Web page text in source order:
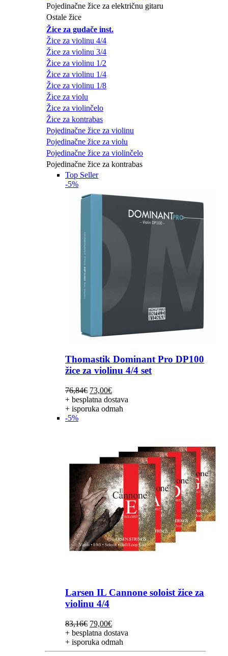
Pojedinačne žice za električnu gitaru
Ostale žice
Žice za gudače inst.
Žice za violinu 4/4
Žice za violinu 3/4
Žice za violinu 1/2
Žice za violinu 1/4
Žice za violinu 1/8
Žice za violu
Žice za violinčelo
Žice za kontrabas
Pojedinačne žice za violinu
Pojedinačne žice za violu
Pojedinačne žice za violinčelo
Pojedinačne žice za kontrabas
Top Seller
-5%
Thomastik Dominant Pro DP100
žice za violinu 4/4 set
76,84€ Izvorna
cijena
bila
73,00€Trenutna
cijena
je:
+ besplatna dostava
+ isporuka odmah
-5%
Larsen IL Cannone soloist žice za
violinu 4/4
83,16€ Izvorna
cijena
bila
je:
79,00€Trenutna
cijena
je:
79,00€.
+ besplatna dostava
+ isporuka odmah